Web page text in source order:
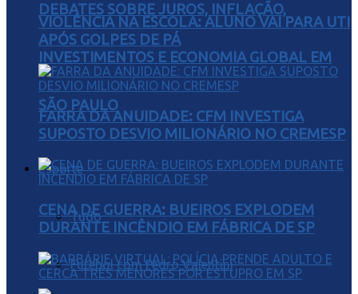
DEBATES SOBRE JUROS, INFLAÇÃO,
INVESTIMENTOS E ECONOMIA GLOBAL EM
SÃO PAULO
Esporte
Tudo
Futebol com Pedro Valentini
VIOLÊNCIA NA ESCOLA: ALUNO VAI PARA UTI
APÓS GOLPES DE PÁ
FARRA DA ANUIDADE: CFM INVESTIGA
SUPOSTO DESVIO MILIONÁRIO NO CREMESP
CENA DE GUERRA: BUEIROS EXPLODEM
DURANTE INCÊNDIO EM FÁBRICA DE SP